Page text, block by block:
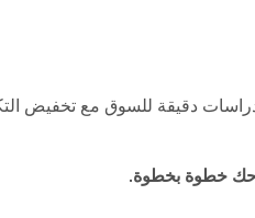
دقيقة للسوق مع تخفيض
خطوة بخطوة.